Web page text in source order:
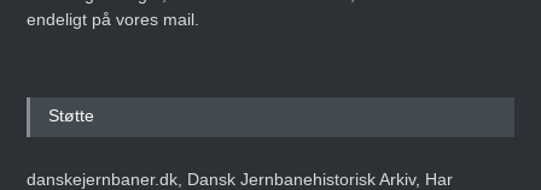
endeligt på vores mail.
Støtte
danskejernbaner.dk, Dansk Jernbanehistorisk Arkiv, Har